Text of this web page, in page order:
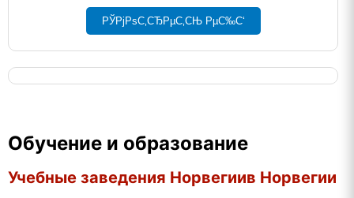
РЎРјРѕС‚СЂРµС‚СЊ РµС‰С‘
Обучение и образование
Учебные заведения Норвегиив Норвегии